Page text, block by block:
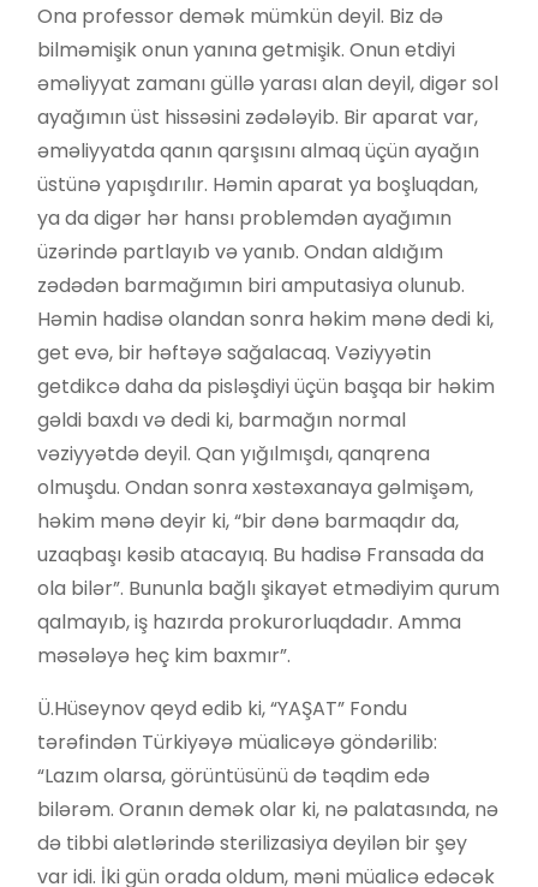
Ona professor demək mümkün deyil. Biz də
bilməmişik onun yanına getmişik. Onun etdiyi
əməliyyat zamanı güllə yarası alan deyil, digər sol
ayağımın üst hissəsini zədələyib. Bir aparat var,
əməliyyatda qanın qarşısını almaq üçün ayağın
üstünə yapışdırılır. Həmin aparat ya boşluqdan,
ya da digər hər hansı problemdən ayağımın
üzərində partlayıb və yanıb. Ondan aldığım
zədədən barmağımın biri amputasiya olunub.
Həmin hadisə olandan sonra həkim mənə dedi ki,
get evə, bir həftəyə sağalacaq. Vəziyyətin
getdikcə daha da pisləşdiyi üçün başqa bir həkim
gəldi baxdı və dedi ki, barmağın normal
vəziyyətdə deyil. Qan yığılmışdı, qanqrena
olmuşdu. Ondan sonra xəstəxanaya gəlmişəm,
həkim mənə deyir ki, “bir dənə barmaqdır da,
uzaqbaşı kəsib atacayıq. Bu hadisə Fransada da
ola bilər”. Bununla bağlı şikayət etmədiyim qurum
qalmayıb, iş hazırda prokurorluqdadır. Amma
məsələyə heç kim baxmır”.
Ü.Hüseynov qeyd edib ki, “YAŞAT” Fondu
tərəfindən Türkiyəyə müalicəyə göndərilib:
“Lazım olarsa, görüntüsünü də təqdim edə
bilərəm. Oranın demək olar ki, nə palatasında, nə
də tibbi alətlərində sterilizasiya deyilən bir şey
var idi. İki gün orada oldum, məni müalicə edəcək